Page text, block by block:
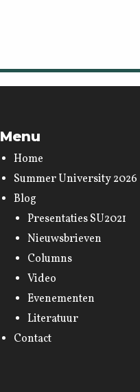
Menu
Home
Summer University 2026
Blog
Presentaties SU2021
Nieuwsbrieven
Columns
Video
Evenementen
Literatuur
Contact